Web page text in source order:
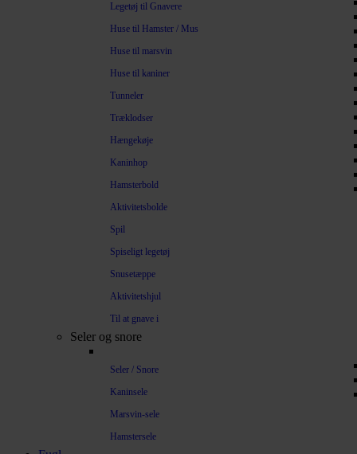
Legetøj til Gnavere
Huse til Hamster / Mus
Huse til marsvin
Huse til kaniner
Tunneler
Træklodser
Hængekøje
Kaninhop
Hamsterbold
Aktivitetsbolde
Spil
Spiseligt legetøj
Snusetæppe
Aktivitetshjul
Til at gnave i
Seler og snore
Seler / Snore
Kaninsele
Marsvin-sele
Hamstersele